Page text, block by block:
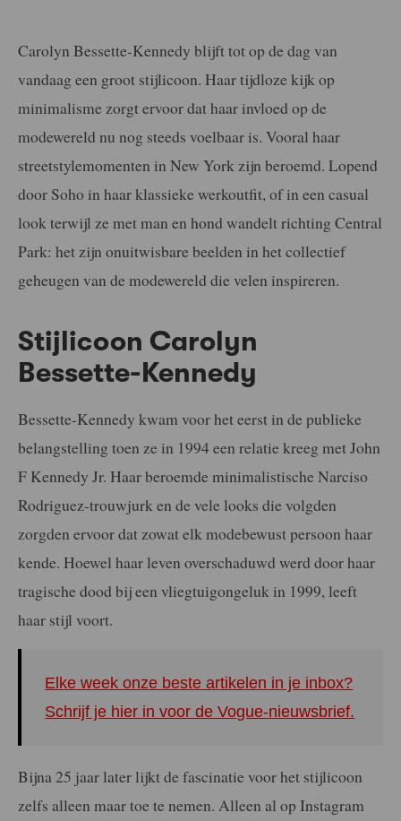
Carolyn Bessette-Kennedy blijft tot op de dag van
vandaag een groot stijlicoon. Haar tijdloze kijk op
minimalisme zorgt ervoor dat haar invloed op de
modewereld nu nog steeds voelbaar is. Vooral haar
streetstylemomenten in New York zijn beroemd. Lopend
door Soho in haar klassieke werkoutfit, of in een casual
look terwijl ze met man en hond wandelt richting Central
Park: het zijn onuitwisbare beelden in het collectief
geheugen van de modewereld die velen inspireren.
Stijlicoon Carolyn
Bessette-Kennedy
Bessette-Kennedy kwam voor het eerst in de publieke
belangstelling toen ze in 1994 een relatie kreeg met John
F Kennedy Jr. Haar beroemde minimalistische Narciso
Rodriguez-trouwjurk en de vele looks die volgden
zorgden ervoor dat zowat elk modebewust persoon haar
kende. Hoewel haar leven overschaduwd werd door haar
tragische dood bij een vliegtuigongeluk in 1999, leeft
haar stijl voort.
Elke week onze beste artikelen in je inbox?
Schrijf je hier in voor de Vogue-nieuwsbrief.
Bijna 25 jaar later lijkt de fascinatie voor het stijlicoon
zelfs alleen maar toe te nemen. Alleen al op Instagram